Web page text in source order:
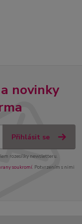
novinky
Přihlásit se
rozesílky newsletteru.
soukromí. Potvrzením s nimi